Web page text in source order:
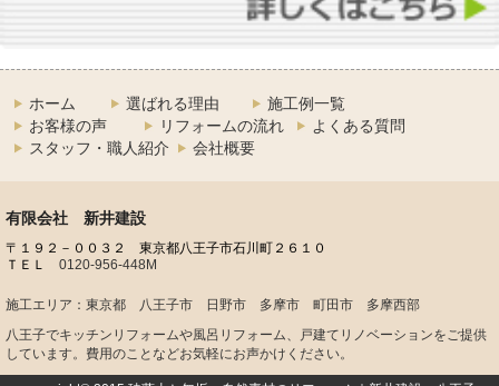
ホーム 選ばれる理由
施工例一覧
お客様の声
リフォームの流れ
よくある質問
スタッフ・職人紹介
会社概要
有限会社 新井建設
〒１９２－００３２
東京都八王子市石川町２６１０
ＴＥＬ 0120-956-448M
施工エリア：東京都 八王子市 日野市 多摩市 町田市 多摩西部
八王子でキッチンリフォームや風呂リフォーム、戸建てリノベーションをご提供
しています。費用のことなどお気軽にお声かけください。